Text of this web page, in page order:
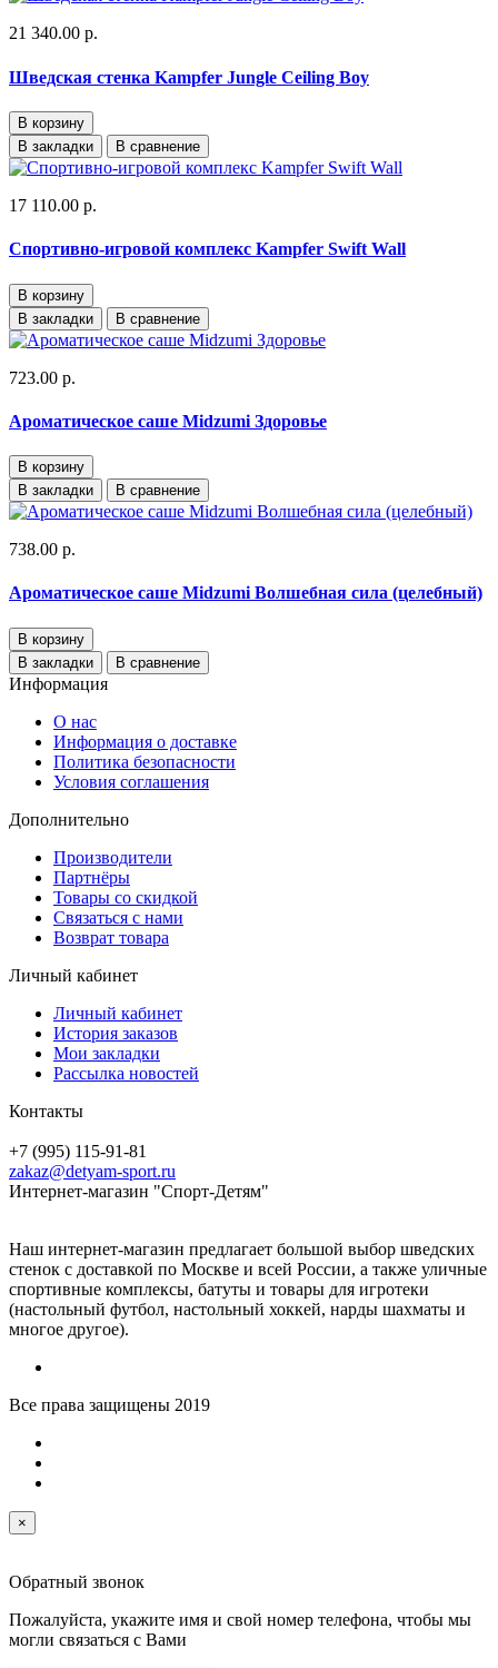
21 340.00 р.
Шведская стенка Kampfer Jungle Ceiling Boy
В корзину
В закладки
В сравнение
17 110.00 р.
Спортивно-игровой комплекс Kampfer Swift Wall
В корзину
В закладки
В сравнение
723.00 р.
Ароматическое саше Midzumi Здоровье
В корзину
В закладки
В сравнение
738.00 р.
Ароматическое саше Midzumi Волшебная сила (целебный)
В корзину
В закладки
В сравнение
Информация
О нас
Информация о доставке
Политика безопасности
Условия соглашения
Дополнительно
Производители
Партнёры
Товары со скидкой
Связаться с нами
Возврат товара
Личный кабинет
Личный кабинет
История заказов
Мои закладки
Рассылка новостей
Контакты
+7 (995) 115-91-81
zakaz@detyam-sport.ru
Интернет-магазин "Спорт-Детям"
Наш интернет-магазин предлагает большой выбор шведских
стенок с доставкой по Москве и всей России, а также уличные
спортивные комплексы, батуты и товары для игротеки
(настольный футбол, настольный хоккей, нарды шахматы и
многое другое).
Все права защищены 2019
×
Обратный звонок
Пожалуйста, укажите имя и свой номер телефона, чтобы мы
могли связаться с Вами